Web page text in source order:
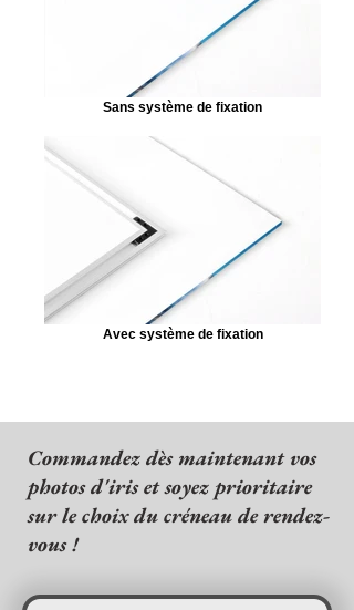
Sans système de fixation
Avec système de fixation
Commandez dès maintenant vos
photos d'iris et soyez prioritaire
sur le choix du créneau de rendez-
vous !